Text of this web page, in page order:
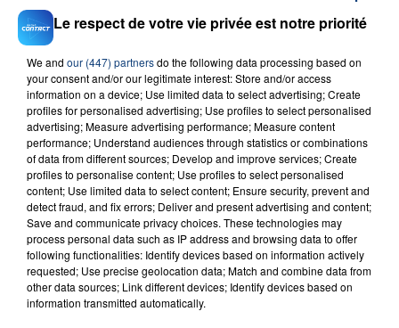
TOVE LO
FIL D'ACTU
Le respect de votre vie privée est notre priorité
We and our (447) partnersdo the following data processing based on
your consent and/or our legitimate interest: Store and/or access
information on a device; Use limited data to select advertising; Create
profiles for personalised advertising; Use profiles to select personalised
advertising; Measure advertising performance; Measure content
performance; Understand audiences through statistics or combinations
of data from different sources; Develop and improve services; Create
profiles to personalise content; Use profiles to select personalised
content; Use limited data to select content; Ensure security, prevent and
detect fraud, and fix errors; Deliver and present advertising and content;
Save and communicate privacy choices. These technologies may
process personal data such as IP address and browsing data to offer
following functionalities: Identify devices based on information actively
requested; Use precise geolocation data; Match and combine data from
other data sources; Link different devices; Identify devices based on
information transmitted automatically.